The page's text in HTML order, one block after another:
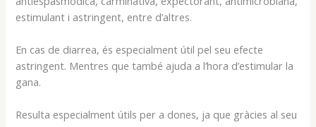
estimulant i astringent, entre d’altres.
En cas de diarrea, és especialment útil pel seu efecte
astringent. Mentres que també ajuda a l’hora d’estimular la
gana.
Resulta especialment útils per a dones, ja que gràcies al seu